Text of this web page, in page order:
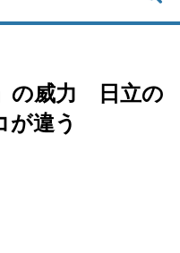
の威力 日立の
が違う